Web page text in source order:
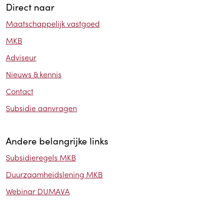
Direct naar
Maatschappelijk vastgoed
MKB
Adviseur
Nieuws & kennis
Contact
Subsidie aanvragen
Andere belangrijke links
Subsidieregels MKB
Duurzaamheidslening MKB
Webinar DUMAVA